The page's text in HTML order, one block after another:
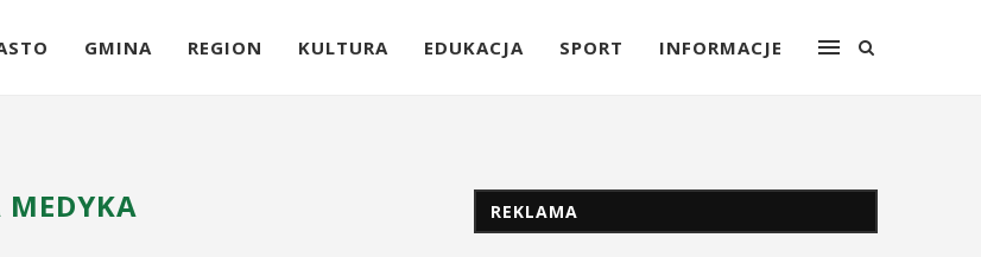
GMINA REGION KULTURA EDUKACJA SPORT INFORMACJE
MEDYKA
REKLAMA